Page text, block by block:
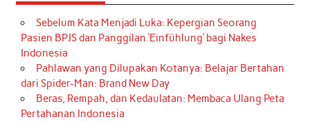
Sebelum Kata Menjadi Luka: Kepergian Seorang
Pasien BPJS dan Panggilan ‘Einfühlung’ bagi Nakes
Indonesia
Pahlawan yang Dilupakan Kotanya: Belajar Bertahan
dari Spider-Man: Brand New Day
Beras, Rempah, dan Kedaulatan: Membaca Ulang Peta
Pertahanan Indonesia